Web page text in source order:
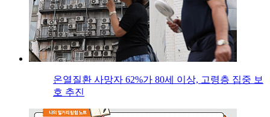
온열질환 사망자 62%가 80세 이상, 고령층 집중 보
호 추진